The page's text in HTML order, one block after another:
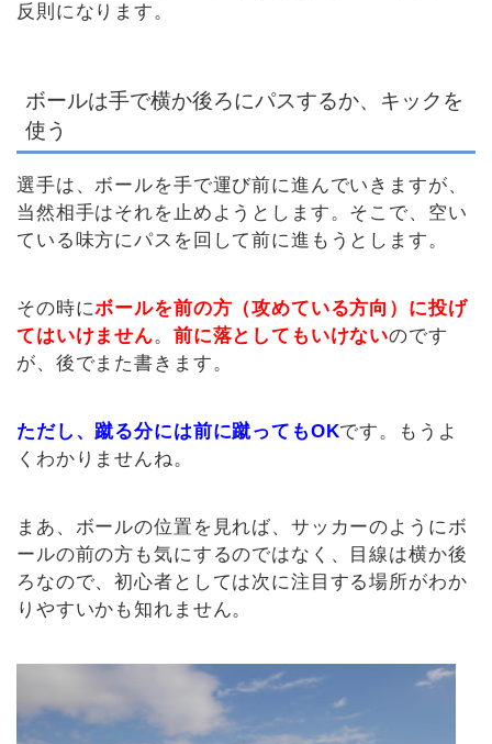
反則になります。
ボールは手で横か後ろにパスするか、キックを
使う
選手は、ボールを手で運び前に進んでいきますが、
当然相手はそれを止めようとします。そこで、空い
ている味方にパスを回して前に進もうとします。
その時にボールを前の方（攻めている方向）に投げ
てはいけません。 前に落としてもいけないのです
が、後でまた書きます。
ただし、蹴る分には前に蹴ってもOKです。もうよ
くわかりませんね。
まあ、ボールの位置を見れば、サッカーのようにボ
ールの前の方も気にするのではなく、目線は横か後
ろなので、初心者としては次に注目する場所がわか
りやすいかも知れません。